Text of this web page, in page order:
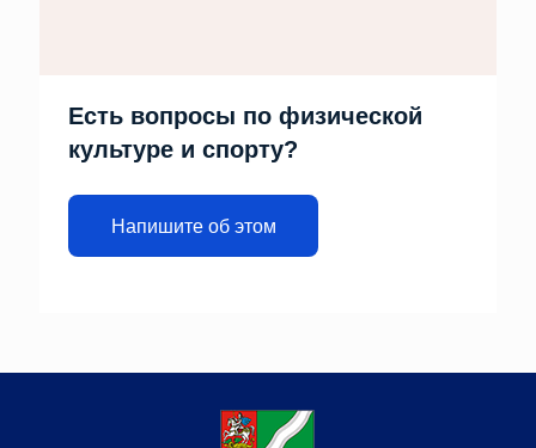
Есть вопросы по физической
культуре и спорту?
Напишите об этом